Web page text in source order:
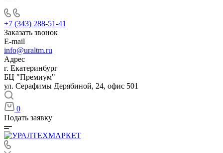
+7 (343) 288-51-41
Заказать звонок
E-mail
info@uraltm.ru
Адрес
г. Екатеринбург
БЦ "Премиум"
ул. Серафимы Дерябиной, 24, офис 501
0
Подать заявку